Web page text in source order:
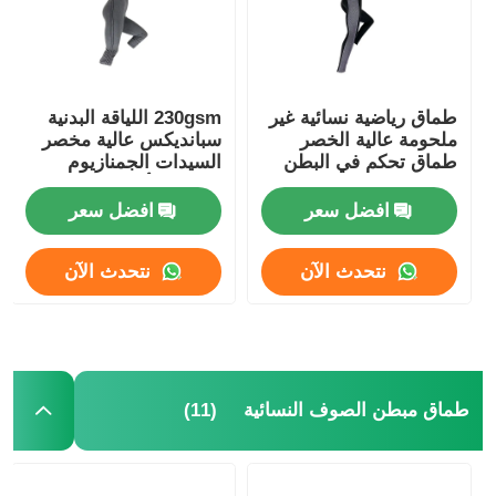
المنتجات
طماق رياضية نسائية غير
ملحومة عالية الخصر
طماق تحكم في البطن
افضل سعر
نتحدث الآن
230gsm اللياقة البدنية
سبانديكس عالية مخصر
السيدات الجمنازيوم
اللباس الأسود
افضل سعر
نتحدث الآن
طماق مبطن الصوف النسائية (11)